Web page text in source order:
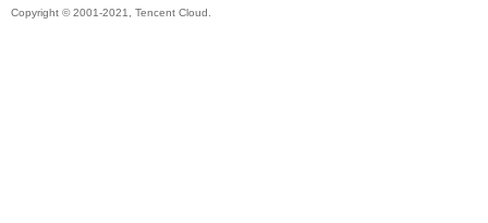
Copyright © 2001-2021, Tencent Cloud.